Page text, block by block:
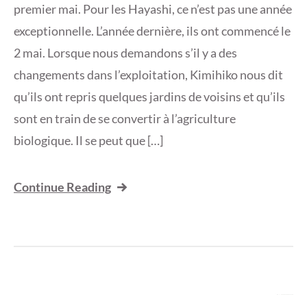
premier mai. Pour les Hayashi, ce n’est pas une année
exceptionnelle. L’année dernière, ils ont commencé le
2 mai. Lorsque nous demandons s’il y a des
changements dans l’exploitation, Kimihiko nous dit
qu’ils ont repris quelques jardins de voisins et qu’ils
sont en train de se convertir à l’agriculture
biologique. Il se peut que […]
Continue Reading